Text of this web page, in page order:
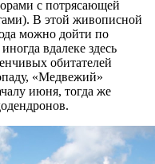
с потрясающей
В этой живописной
можно дойти по
вдалеке здесь
обитателей
«Медвежий»
июня, тогда же